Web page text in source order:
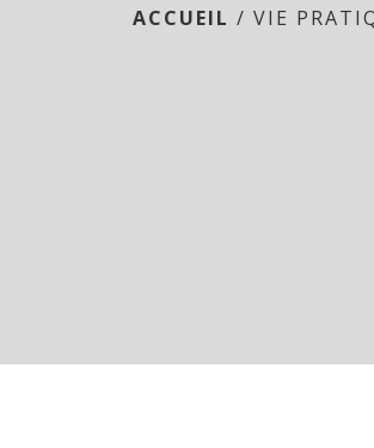
ACCUEIL /VIE